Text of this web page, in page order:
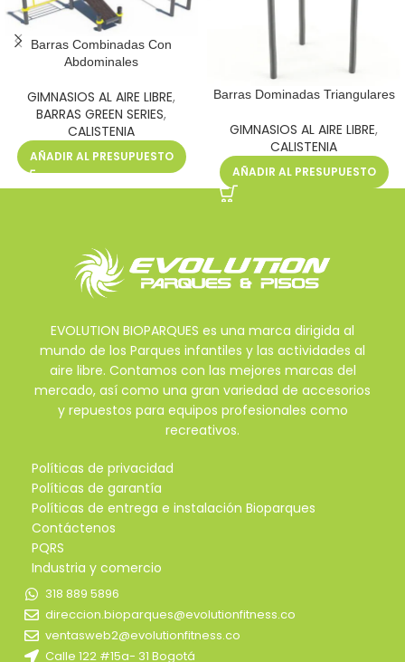
Barras Combinadas Con
Abdominales
GIMNASIOS AL AIRE LIBRE,
BARRAS GREEN SERIES,
CALISTENIA
AÑADIR AL PRESUPUESTO
Barras Dominadas Triangulares
GIMNASIOS AL AIRE LIBRE,
CALISTENIA
AÑADIR AL PRESUPUESTO
EVOLUTION BIOPARQUES es una marca dirigida al
mundo de los Parques infantiles y las actividades al
aire libre. Contamos con las mejores marcas del
mercado, así como una gran variedad de accesorios
y repuestos para equipos profesionales como
recreativos.
Políticas de privacidad
Políticas de garantía
Políticas de entrega e instalación Bioparques
Contáctenos
PQRS
Industria y comercio
318 889 5896
direccion.bioparques@evolutionfitness.co
ventasweb2@evolutionfitness.co
Calle 122 #15a- 31 Bogotá